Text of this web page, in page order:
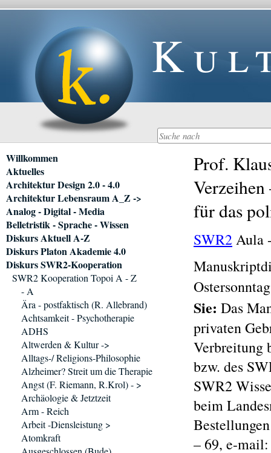
Prof.
für das
SWR2Aula
Sie: Das
privaten
Verbreitung
bzw. des
SWR2
beim
– 69, e-
Navigation
überspringen
Willkommen
Aktuelles
Architektur Design 2.0 - 4.0
Architektur Lebensraum A_Z ->
Analog - Digital - Media
Belletristik - Sprache - Wissen
Diskurs Aktuell A-Z
Diskurs Platon Akademie 4.0
Diskurs SWR2-Kooperation
SWR2 Kooperation Topoi A - Z
- A
Ära - postfaktisch (R. Allebrand)
Achtsamkeit - Psychotherapie
ADHS
Altwerden & Kultur ->
Alltags-/ Religions-Philosophie
Alzheimer? Streit um die Therapie
Angst (F. Riemann, R.Krol) - >
Archäologie & Jetztzeit
Arm - Reich
Arbeit -Diensleistung >
Atomkraft